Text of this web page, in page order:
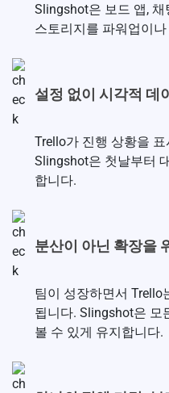
Slingshot은 보드 앱, 채
스토리지를 파워업이
설정 없이 시각적 데
Trello가 진행 상황을
Slingshot은 첫날부터
합니다.
분산이 아닌 확장을
팀이 성장하면서 Trello
됩니다. Slingshot은 모
볼 수 있게 유지합니다.